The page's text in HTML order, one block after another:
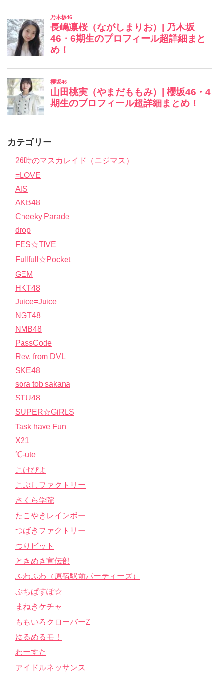
カテゴリー
26時のマスカレイド（ニジマス）
=LOVE
AIS
AKB48
Cheeky Parade
drop
FES☆TIVE
Fullfull☆Pocket
GEM
HKT48
Juice=Juice
NGT48
NMB48
PassCode
Rev. from DVL
SKE48
sora tob sakana
STU48
SUPER☆GiRLS
Task have Fun
X21
℃-ute
こけぴよ
こぶしファクトリー
さくら学院
たこやきレインボー
つばきファクトリー
つりビット
ときめき宣伝部
ふわふわ（原宿駅前パーティーズ）
ぷちぱすぽ☆
まねきケチャ
ももいろクローバーZ
ゆるめるモ！
わーすた
アイドルネッサンス